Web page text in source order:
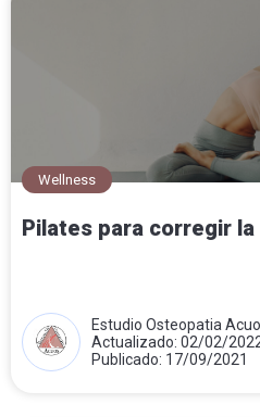
Wellness
Pilates para corregir
Estudio Osteopatia
Actualizado: 02/02/
Publicado: 17/09/2021